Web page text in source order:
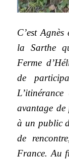
C’est
la Sarthe
Ferme
de
avantage de
à un public
de
France. Au